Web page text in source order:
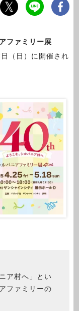
ファミリー展
（日）に開催され
ア村へ」とい
ファミリーの